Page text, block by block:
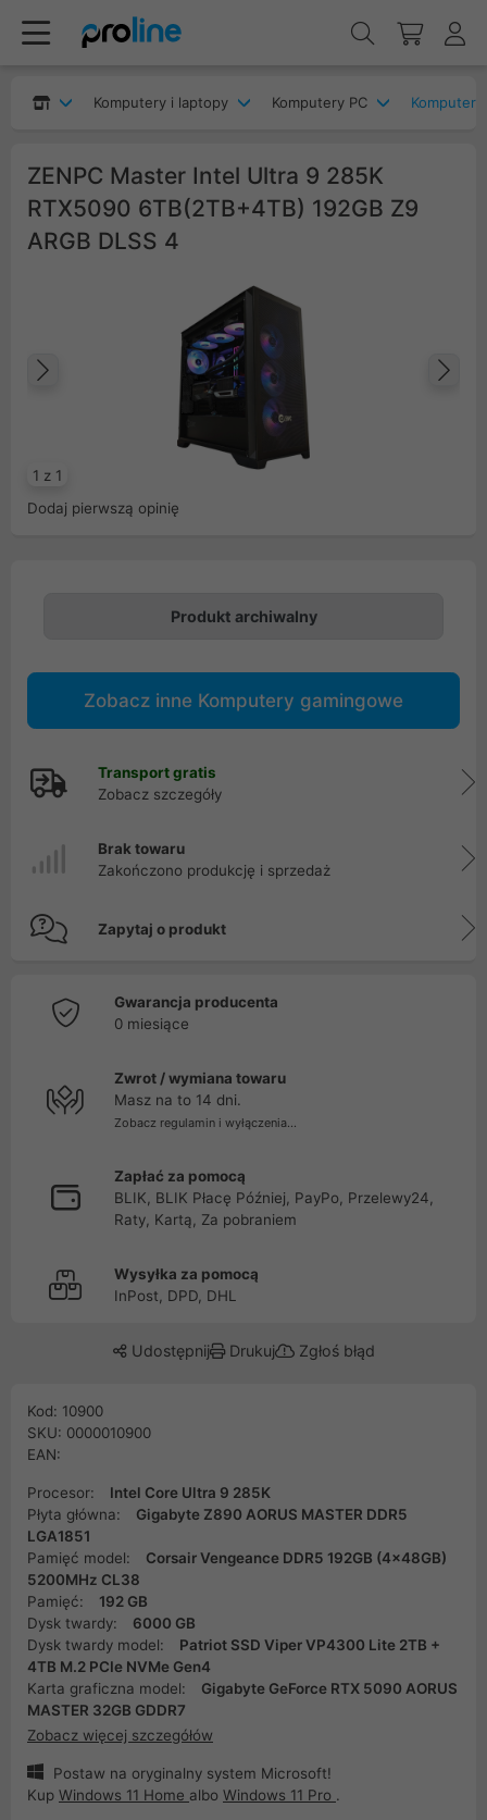
Komputery i laptopy Komputery PC
ZENPC Master Intel Ultra 9 285K
RTX5090 6TB(2TB+4TB) 192GB Z9
ARGB DLSS 4
1 z 1
Poprzedni
Dodaj pierwszą opinię
Produkt archiwalny
Zobacz inne Komputery gamingowe
Transport gratis
Zobacz szczegóły
Brak towaru
Zakończono produkcję i sprzedaż
Zapytaj o produkt
Gwarancja producenta
0 miesiące
Zwrot / wymiana towaru
Masz na to 14 dni.
Zobacz regulamin i wyłączenia...
Zapłać za pomocą
BLIK, BLIK Płacę Później, PayPo, Przelewy24,
Raty, Kartą, Za pobraniem
Wysyłka za pomocą
InPost, DPD, DHL
Udostępnij Drukuj Zgłoś błąd
Kod: 10900
SKU: 0000010900
EAN:
Procesor:
Intel Core Ultra 9 285K
Płyta główna:
Gigabyte Z890 AORUS MASTER DDR5
LGA1851
Pamięć model:
Corsair Vengeance DDR5 192GB (4x48GB)
5200MHz CL38
Pamięć:
192 GB
Dysk twardy:
6000 GB
Dysk twardy model:
Patriot SSD Viper VP4300 Lite 2TB +
4TB M.2 PCIe NVMe Gen4
Karta graficzna model:
Gigabyte GeForce RTX 5090 AORUS
MASTER 32GB GDDR7
Zobacz więcej szczegółów
Postaw na oryginalny system Microsoft!
Kup Windows 11 Home albo Windows 11 Pro .